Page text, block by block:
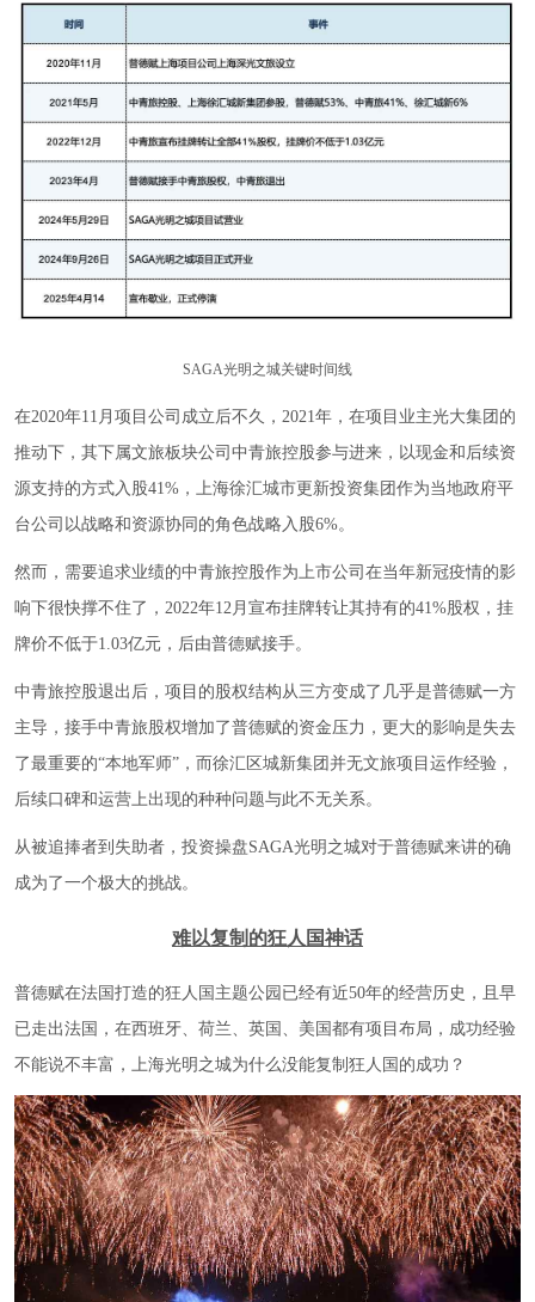
SAGA光明之城关键时间线
在2020年11月项目公司成立后不久，2021年，在项目业主光大集团的
推动下，其下属文旅板块公司中青旅控股参与进来，以现金和后续资
源支持的方式入股41%，上海徐汇城市更新投资集团作为当地政府平
台公司以战略和资源协同的角色战略入股6%。
然而，需要追求业绩的中青旅控股作为上市公司在当年新冠疫情的影
响下很快撑不住了，2022年12月宣布挂牌转让其持有的41%股权，挂
牌价不低于1.03亿元，后由普德赋接手。
中青旅控股退出后，项目的股权结构从三方变成了几乎是普德赋一方
主导，接手中青旅股权增加了普德赋的资金压力，更大的影响是失去
了最重要的“本地军师”，而徐汇区城新集团并无文旅项目运作经验，
后续口碑和运营上出现的种种问题与此不无关系。
从被追捧者到失助者，投资操盘SAGA光明之城对于普德赋来讲的确
成为了一个极大的挑战。
难以复制的狂人国神话
普德赋在法国打造的狂人国主题公园已经有近50年的经营历史，且早
已走出法国，在西班牙、荷兰、英国、美国都有项目布局，成功经验
不能说不丰富，上海光明之城为什么没能复制狂人国的成功？